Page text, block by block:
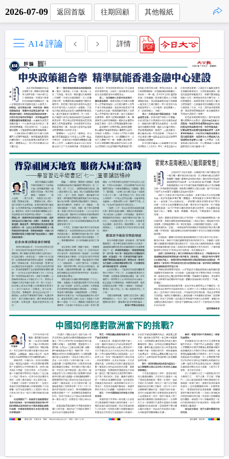
2026-07-09 返回首版 往期回顧 其他報紙
A14 評論 詳情